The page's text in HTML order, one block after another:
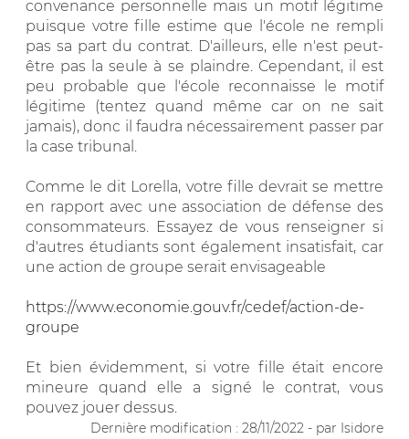
convenance personnelle mais un motif légitime
puisque votre fille estime que l'école ne rempli
pas sa part du contrat. D'ailleurs, elle n'est peut-
être pas la seule à se plaindre. Cependant, il est
peu probable que l'école reconnaisse le motif
légitime (tentez quand même car on ne sait
jamais), donc il faudra nécessairement passer par
la case tribunal.
Comme le dit Lorella, votre fille devrait se mettre
en rapport avec une association de défense des
consommateurs. Essayez de vous renseigner si
d'autres étudiants sont également insatisfait, car
une action de groupe serait envisageable
https://www.economie.gouv.fr/cedef/action-de-
groupe
Et bien évidemment, si votre fille était encore
mineure quand elle a signé le contrat, vous
pouvez jouer dessus.
Dernière modification : 28/11/2022 - par Isidore